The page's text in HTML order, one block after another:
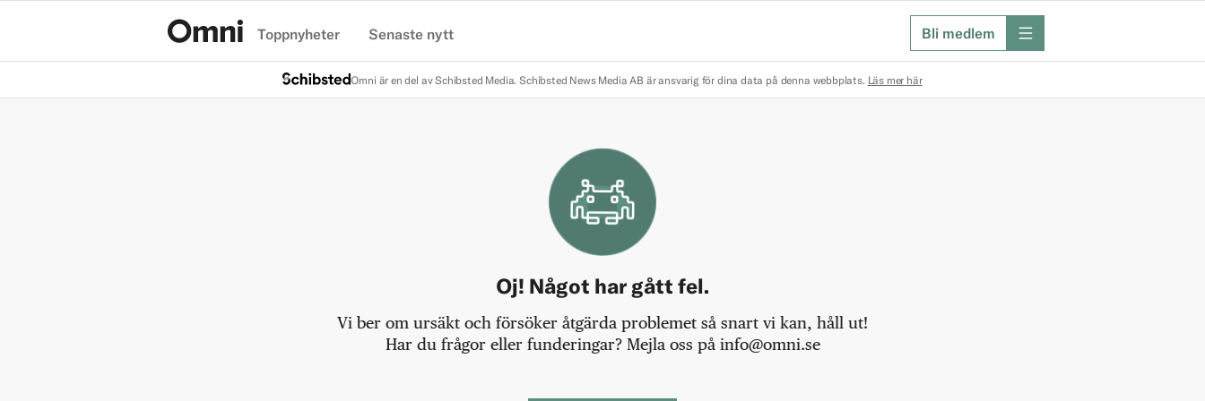
Toppnyheter Senaste nytt Bli medlem meny
Omni är en del av Schibsted Media. Schibsted News Media AB är ansvarig för dina data på denna webbplats. Läs mer här
Oj! Något har gått fel.
Vi ber om ursäkt och försöker åtgärda problemet så snart vi kan, håll ut!
Har du frågor eller funderingar? Mejla oss på info@omni.se